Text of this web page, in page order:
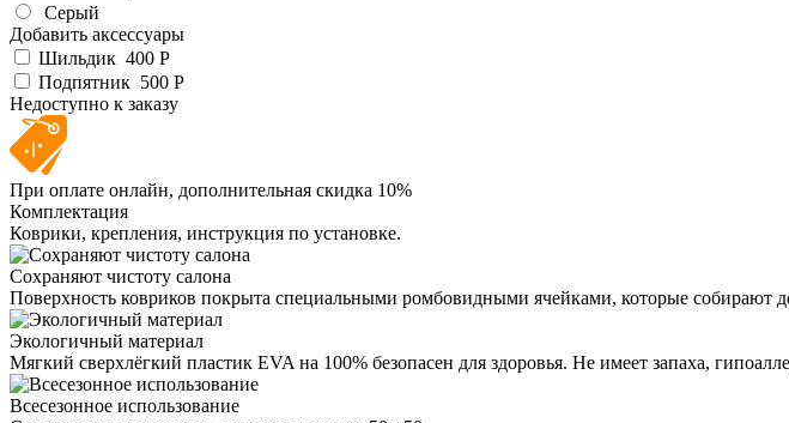
Серый
Добавить аксессуары
Шильдик 400 Р
Подпятник 500 Р
Недоступно к заказу
При оплате онлайн, дополнительная скидка 10%
Комплектация
Коврики, крепления, инструкция по установке.
Сохраняют чистоту салона
Поверхность ковриков покрыта специальными ромбовидными ячейками, которые собирают
Экологичный материал
Мягкий сверхлёгкий пластик EVA на 100% безопасен для здоровья. Не имеет запаха,
Всесезонное использование